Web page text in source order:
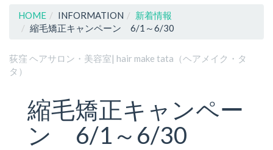
HOME INFORMATION
新着情報
縮毛矯正キャンペーン 6/1～6/30
荻窪 ヘアサロン・美容室| hair make tata（ヘアメイク・タ
タ）
縮毛矯正キャンペー
ン 6/1～6/30